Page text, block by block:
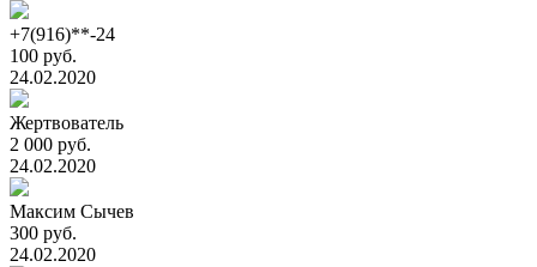
+7(916)**-24
100 руб.
24.02.2020
Жертвователь
2 000 руб.
24.02.2020
Максим Сычев
300 руб.
24.02.2020